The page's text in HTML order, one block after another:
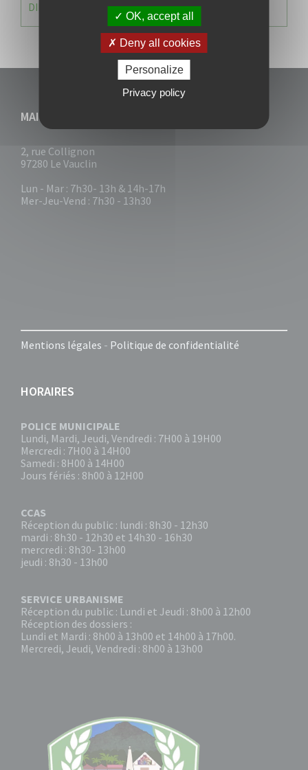
DIRECTION DU DEVELLOPPEMENT URBAIN DURABL
MAIRIE DU VAUCLIN
2, rue Collignon
97280 Le Vauclin
Lun - Mar : 7h30- 13h & 14h-17h
Mer-Jeu-Vend : 7h30 - 13h30
Mentions légales - Politique de confidentialité
HORAIRES
POLICE MUNICIPALE
Lundi, Mardi, Jeudi, Vendredi : 7H00 à 19H00
Mercredi : 7H00 à 14H00
Samedi : 8H00 à 14H00
Jours fériés : 8h00 à 12H00
CCAS
Réception du public : lundi : 8h30 - 12h30
mardi : 8h30 - 12h30 et 14h30 - 16h30
mercredi : 8h30- 13h00
jeudi : 8h30 - 13h00
SERVICE URBANISME
Réception du public : Lundi et Jeudi : 8h00 à 12h00
Réception des dossiers :
Lundi et Mardi : 8h00 à 13h00 et 14h00 à 17h00.
Mercredi, Jeudi, Vendredi : 8h00 à 13h00
OK, accept all
Deny all cookies
Personalize
Privacy policy